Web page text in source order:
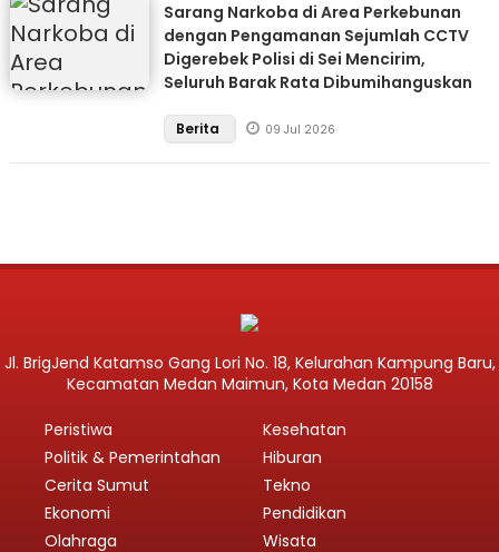
Sarang Narkoba di Area Perkebunan
dengan Pengamanan Sejumlah CCTV
Digerebek Polisi di Sei Mencirim,
Seluruh Barak Rata Dibumihanguskan
Berita 09 Jul 2026
Jl. BrigJend Katamso Gang Lori No. 18, Kelurahan Kampung Baru,
Kecamatan Medan Maimun, Kota Medan 20158
Peristiwa
Politik & Pemerintahan
Cerita Sumut
Ekonomi
Olahraga
Kesehatan
Hiburan
Tekno
Pendidikan
Wisata